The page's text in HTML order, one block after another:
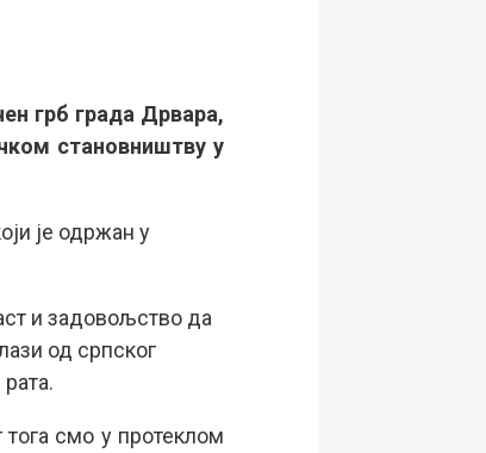
грб града Дрвара,
становништву у
је одржан у
и задовољство да
од српског
смо у протеклом